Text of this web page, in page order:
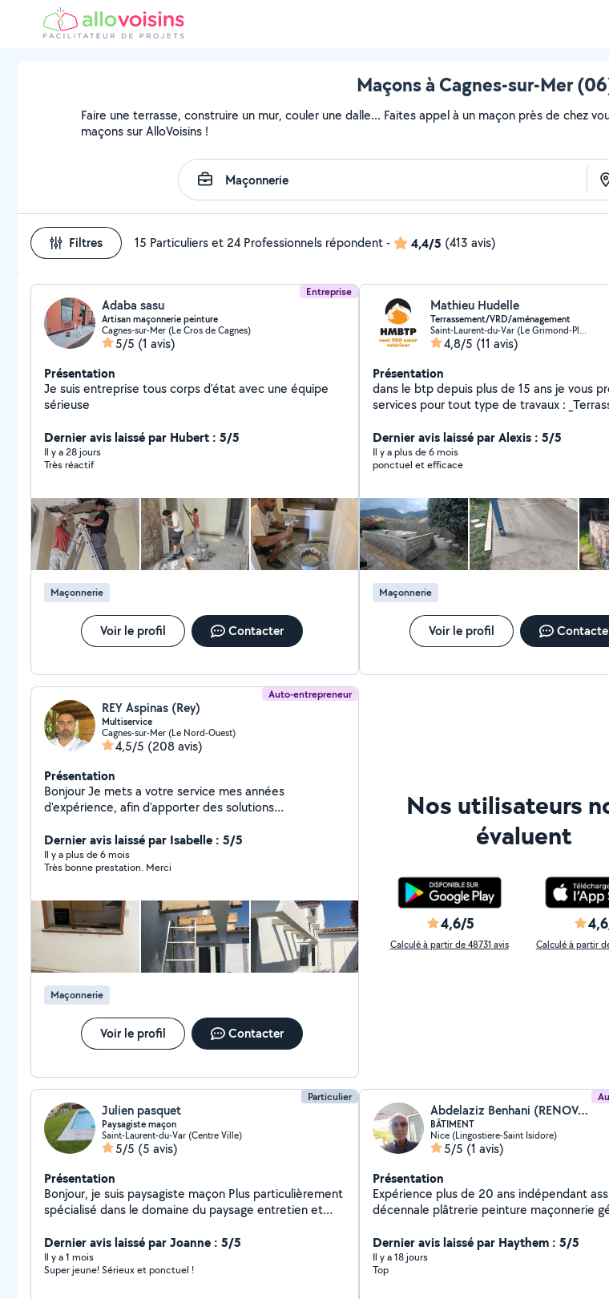
Maçons à Cagnes-sur-Mer
Faire une terrasse, construire un mur, couler une dalle... Faites appel à un maçon près de chez
maçons sur AlloVoisins !
Filtres 15 Particuliers et 24 Professionnels répondent- 4,4/5 (413 avis)
Entreprise
Adaba sasu
Artisan maçonnerie peinture
Cagnes-sur-Mer (Le Cros de Cagnes)
5/5 (1 avis)
Présentation
Je suis entreprise tous corps d'état avec une équipe
sérieuse
Dernier avis laissé par Hubert : 5/5
Il y a 28 jours
Très réactif
Maçonnerie
Voir le profil Contacter
Mathieu Hudelle
Terrassement/VRD/aménagement
Saint-Laurent-du-Var (Le Grimond-Plateaux Fleuris-Valliere)
4,8/5 (11 avis)
Présentation
dans le btp depuis plus de 15 ans je vous propose mes
services pour tout type de travaux :
soutènement _Maçonnerie extérieur _aménagement
extérieur _clôture Travail soigné ! Et délai respecté ! Je
me déplace dans tous le 06 Devis gratuit .
Dernier avis laissé par Alexis : 5/5
Il y a plus de 6 mois
ponctuel et efficace
Maçonnerie
Voir le profil
Auto-entrepreneur
REY Aspinas (Rey)
Multiservice
Cagnes-sur-Mer (Le Nord-Ouest)
4,5/5 (208 avis)
Présentation
Bonjour Je mets a votre service mes années
d'expérience, afin d'apporter des solutions
Déplacement et devis gratuit Pour plus de
renseignement nous contacter
Dernier avis laissé par Isabelle : 5/5
Il y a plus de 6 mois
Très bonne prestation. Merci
Maçonnerie
Voir le profil Contacter
Nos utilisateurs
évaluent
4,6/5
Calculé à partir de 48731 avis Calculé à partir
Particulier
Julien pasquet
Paysagiste maçon
Saint-Laurent-du-Var (Centre Ville)
5/5 (5 avis)
Présentation
Bonjour, je suis paysagiste maçon Plus particulièrement
spécialisé dans le domaine du paysage entretien et
allée, terrasse, bordure, mure etc ...)
Dernier avis laissé par Joanne : 5/5
Il y a 1 mois
Super jeune! Sérieux et ponctuel !
Abdelaziz Benhani (RENOV.BAT06)
BÂTIMENT
Nice (Lingostiere-Saint Isidore)
5/5 (1 avis)
Présentation
Expérience plus de 20 ans indépendant
décennale plâtrerie peinture maçonnerie
mur en pierre , cloison, façade et isolation
Dernier avis laissé par Haythem : 5/5
Il y a 18 jours
Top